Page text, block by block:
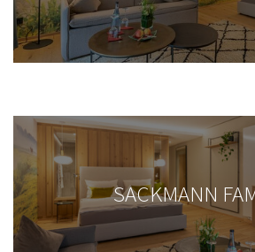
SACKMANN